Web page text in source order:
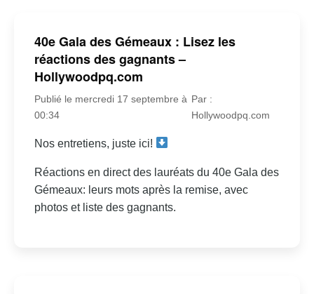
40e Gala des Gémeaux : Lisez les
réactions des gagnants –
Hollywoodpq.com
Publié le mercredi 17 septembre à
00:34
Par :
Hollywoodpq.com
Nos entretiens, juste ici!
Réactions en direct des lauréats du 40e Gala des
Gémeaux: leurs mots après la remise, avec
photos et liste des gagnants.